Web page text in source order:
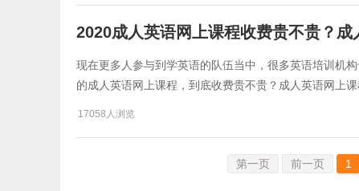
2020成人英语网上课程收费贵不贵？成
现在更多人参与到学英语的队伍当中，很多英语培训机
的成人英语网上课程，到底收费贵不贵？成人英语网上课
17058人浏览
第一页 前一页 1